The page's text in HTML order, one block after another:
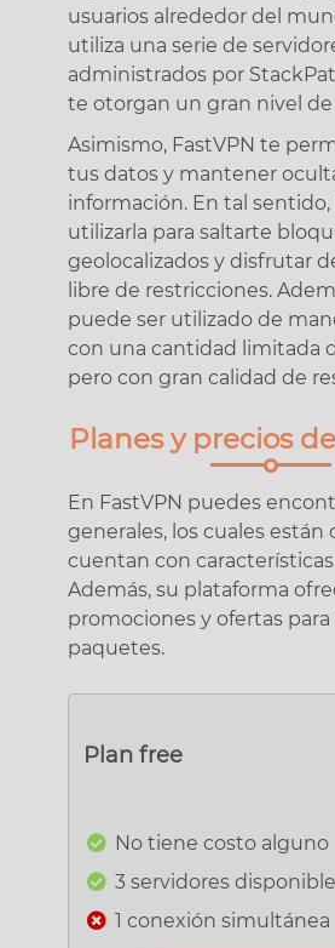
usuarios alrededor del
utiliza una serie de
administrados por
te otorgan un gran nivel
Asimismo, FastVPN te
tus datos y mantener
información. En tal
utilizarla para saltarte
geolocalizados y disfrutar
libre de restricciones.
puede ser utilizado de
con una cantidad limitada
pero con gran calidad de
Planes y precios
En FastVPN puedes
generales, los cuales están
cuentan con
Además, su plataforma
promociones y ofertas
paquetes.
Plan free
No tiene costo alguno
3 servidores
1 conexión simultánea